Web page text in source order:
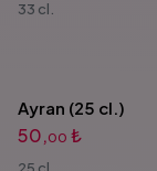
33 cl.
Ayran (25 cl.)
50,00 ₺